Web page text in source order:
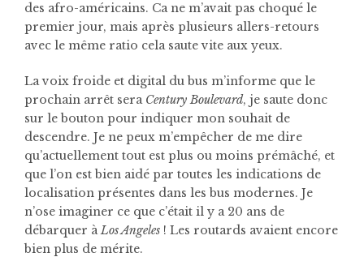
des afro-américains. Ca ne m’avait pas choqué le
premier jour, mais après plusieurs allers-retours
avec le même ratio cela saute vite aux yeux.
La voix froide et digital du bus m’informe que le
prochain arrêt sera Century Boulevard, je saute donc
sur le bouton pour indiquer mon souhait de
descendre. Je ne peux m’empêcher de me dire
qu’actuellement tout est plus ou moins prémâché, et
que l’on est bien aidé par toutes les indications de
localisation présentes dans les bus modernes. Je
n’ose imaginer ce que c’était il y a 20 ans de
débarquer àLos Angeles ! Les routards avaient encore
bien plus de mérite.